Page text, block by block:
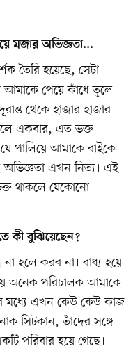
মজার অভিজ্ঞতা...
তৈরি হয়েছে, সেটা
আমাকে পেয়ে কাঁধে তুলে
থেকে হাজার হাজার
একবার, এত ভক্ত
পালিয়ে আমাকে বাইকে
এখন নিত্য। এই
থাকলে যেকোনো
কী বুঝিয়েছেন?
হলে করব না। বাধ্য হয়ে
অনেক পরিচালক আমাকে
মধ্যে এখন কেউ কেউ কাজ
সিটকান, তাঁদের সঙ্গে
পরিবার হয়ে গেছে।